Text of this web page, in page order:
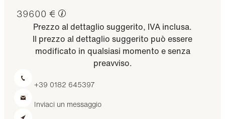
39600 €
Prezzo al dettaglio suggerito, IVA inclusa.
Il prezzo al dettaglio suggerito può essere
modificato in qualsiasi momento e senza
preavviso.
+39 0182 645397
Inviaci un messaggio